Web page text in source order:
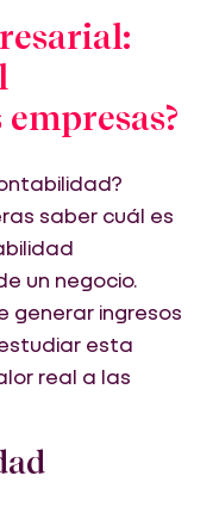
saber cuál es
un negocio.
generar ingresos
esta
real a las